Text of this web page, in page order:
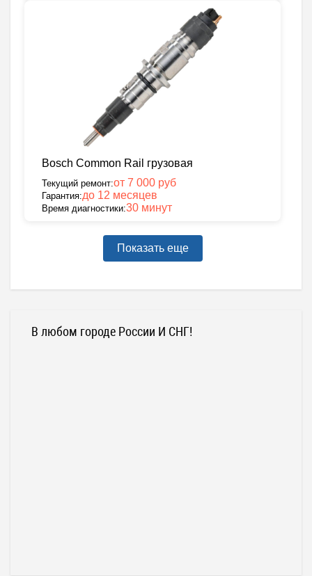
Bosch Common Rail грузовая
Текущий ремонт:от 7 000 руб
Гарантия:до 12 месяцев
Время диагностики:30 минут
Показать еще
В любом городе России И СНГ!